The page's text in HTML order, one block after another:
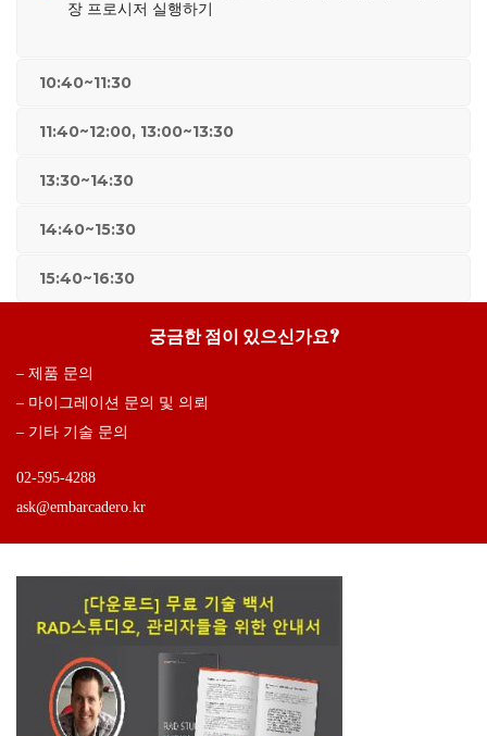
장 프로시저 실행하기
10:40~11:30
11:40~12:00, 13:00~13:30
13:30~14:30
14:40~15:30
15:40~16:30
궁금한 점이 있으신가요?
– 제품 문의
– 마이그레이션 문의 및 의뢰
– 기타 기술 문의
02-595-4288
ask@embarcadero.kr